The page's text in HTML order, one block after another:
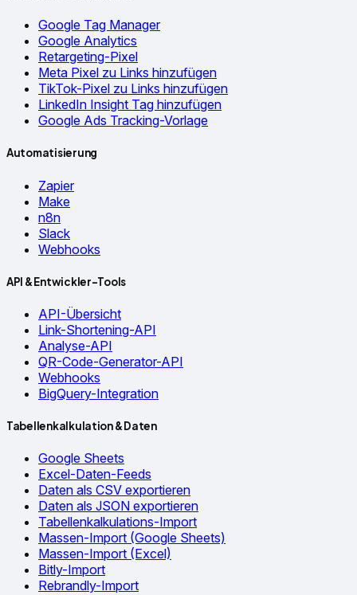
Google Tag Manager
Google Analytics
Retargeting-Pixel
Meta Pixel zu Links hinzufügen
TikTok-Pixel zu Links hinzufügen
LinkedIn Insight Tag hinzufügen
Google Ads Tracking-Vorlage
Automatisierung
Zapier
Make
n8n
Slack
Webhooks
API & Entwickler-Tools
API-Übersicht
Link-Shortening-API
Analyse-API
QR-Code-Generator-API
Webhooks
BigQuery-Integration
Tabellenkalkulation & Daten
Google Sheets
Excel-Daten-Feeds
Daten als CSV exportieren
Daten als JSON exportieren
Tabellenkalkulations-Import
Massen-Import (Google Sheets)
Massen-Import (Excel)
Bitly-Import
Rebrandly-Import